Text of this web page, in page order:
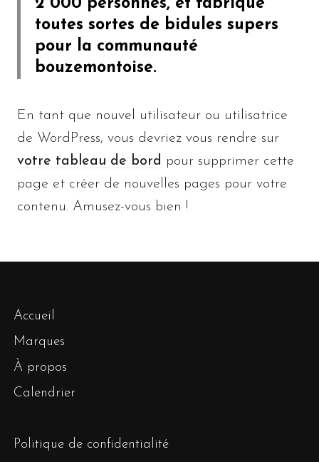
2 000 personnes, et fabrique
toutes sortes de bidules supers
pour la communauté
bouzemontoise.
En tant que nouvel utilisateur ou utilisatrice
de WordPress, vous devriez vous rendre sur
votre tableau de bord pour supprimer cette
page et créer de nouvelles pages pour votre
contenu. Amusez-vous bien !
Accueil
Marques
À propos
Calendrier
Politique de confidentialité